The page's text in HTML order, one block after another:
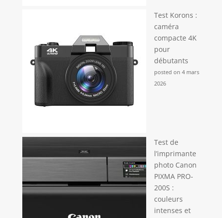
Test Korons :
caméra
compacte 4K
pour
débutants
posted on 4 mars
2026
Test de
l’imprimante
photo Canon
PIXMA PRO-
200S :
couleurs
intenses et